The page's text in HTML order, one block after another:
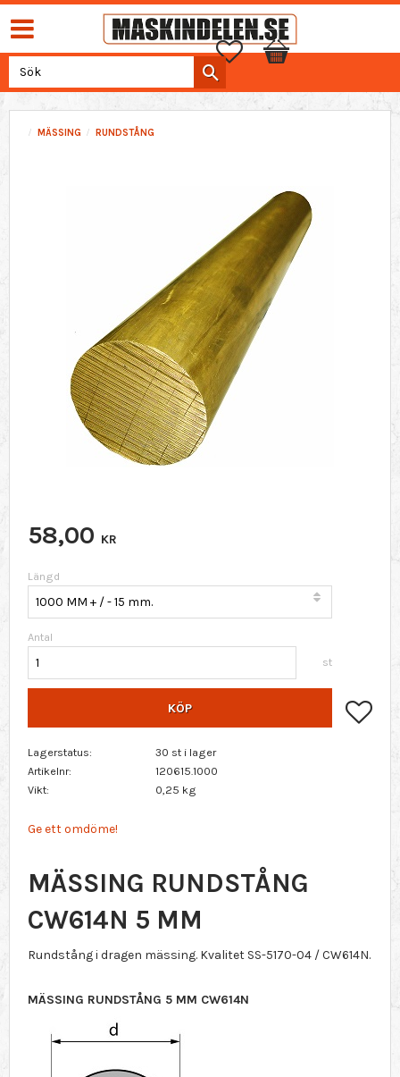
Favoriter
Kundvagn
MÄSSING RUNDSTÅNG
58,00 KR
Längd
Antal
st
KÖP
Lagerstatus
30 st i lager
Artikelnr
120615.1000
Vikt
0,25 kg
Ge ett omdöme!
MÄSSING RUNDSTÅNG
CW614N 5 MM
Rundstång i dragen mässing. Kvalitet SS-5170-04 / CW614N.
MÄSSING RUNDSTÅNG 5 MM CW614N